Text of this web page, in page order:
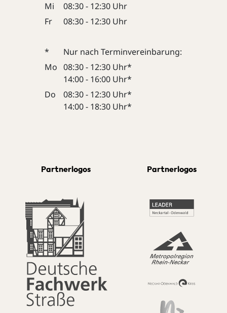
Mi
08:30 - 12:30 Uhr
Fr
08:30 - 12:30 Uhr
*
Nur nach Terminvereinbarung:
Mo 08:30 - 12:30 Uhr*
14:00 - 16:00 Uhr*
Do
08:30 - 12:30 Uhr*
14:00 - 18:30 Uhr*
Partnerlogos Partnerlogos